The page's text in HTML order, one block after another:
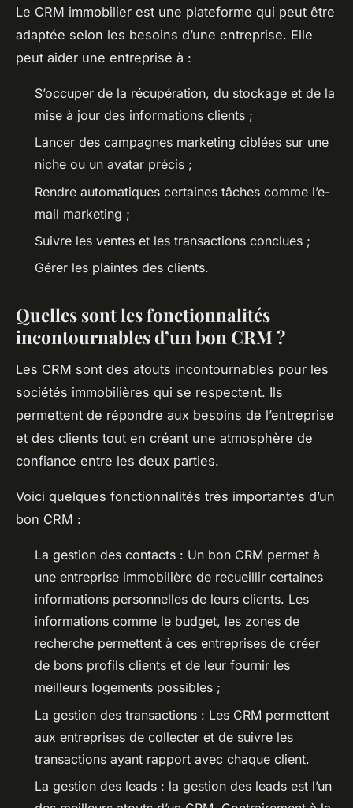
Le CRM immobilier est une plateforme qui peut être
adaptée selon les besoins d’une entreprise. Elle
peut aider une entreprise à :
S’occuper de la récupération, du stockage et de la
mise à jour des informations clients ;
Lancer des campagnes marketing ciblées sur une
niche ou un avatar précis ;
Rendre automatiques certaines tâches comme l’e-
mail marketing ;
Suivre les ventes et les transactions conclues ;
Gérer les plaintes des clients.
Quelles sont les fonctionnalités
incontournables d’un bon CRM ?
Les CRM sont des atouts incontournables pour les
sociétés immobilières qui se respectent. Ils
permettent de répondre aux besoins de l’entreprise
et des clients tout en créant une atmosphère de
confiance entre les deux parties.
Voici quelques fonctionnalités très importantes d’un
bon CRM :
La gestion des contacts : Un bon CRM permet à
une entreprise immobilière de recueillir certaines
informations personnelles de leurs clients. Les
informations comme le budget, les zones de
recherche permettent à ces entreprises de créer
de bons profils clients et de leur fournir les
meilleurs logements possibles ;
La gestion des transactions : Les CRM permettent
aux entreprises de collecter et de suivre les
transactions ayant rapport avec chaque client.
La gestion des leads : la gestion des leads est l’un